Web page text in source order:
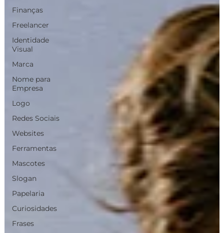
Finanças
Freelancer
Identidade
Visual
Marca
Nome para
Empresa
Logo
Redes Sociais
Websites
Ferramentas
Mascotes
Slogan
Papelaria
Curiosidades
Frases